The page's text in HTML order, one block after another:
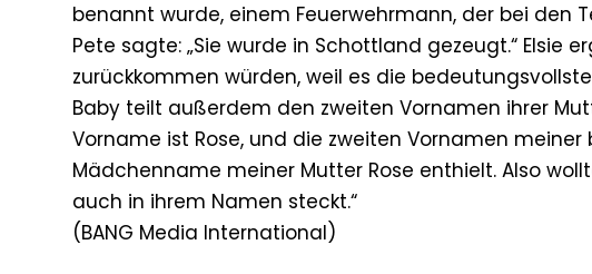
benannt wurde, einem Feuerwehrmann, der bei den
Pete sagte: „Sie wurde in Schottland gezeugt.“ Elsie
zurückkommen würden, weil es die
Baby teilt außerdem den zweiten Vornamen ihrer
Vorname ist Rose, und die zweiten Vornamen
Mädchenname meiner Mutter Rose enthielt. Also
auch in ihrem Namen steckt.“